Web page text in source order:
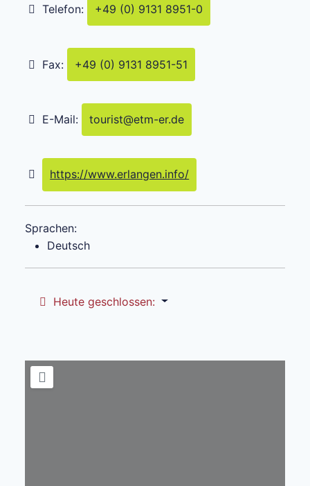
Telefon: +49 (0) 9131 8951-0
Fax: +49 (0) 9131 8951-51
E-Mail: tourist@etm-er.de
https://www.erlangen.info/
Sprachen:
Deutsch
Heute geschlossen: